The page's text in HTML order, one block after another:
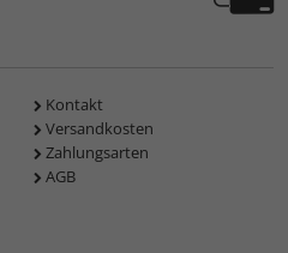
Kontakt
Versandkosten
Zahlungsarten
AGB